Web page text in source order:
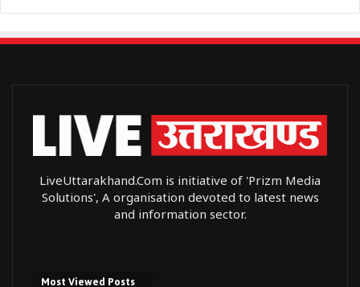
LiveUttarakhand.Com is initiative of 'Prizm Media
Solutions', A organisation devoted to latest news
and information sector.
Most Viewed Posts